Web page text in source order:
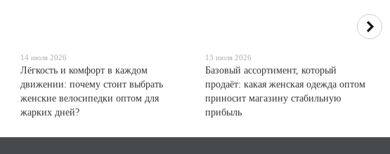
14 июля 2026
Лёгкость и комфорт в каждом
движении: почему стоит выбрать
женские велосипедки оптом для
жарких дней?
13 июля 2026
Базовый ассортимент, который
продаёт: какая женская одежда оптом
приносит магазину стабильную
прибыль